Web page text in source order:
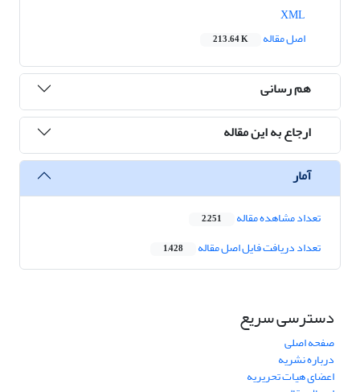
اصل مقاله
213.64 K
هم رسانی
ارجاع به این مقاله
آمار
تعداد مشاهده مقاله 2,251
تعداد دریافت فایل اصل مقاله 1,428
دسترسی سریع
صفحه اصلی
درباره نشریه
اعضای هیات تحریریه